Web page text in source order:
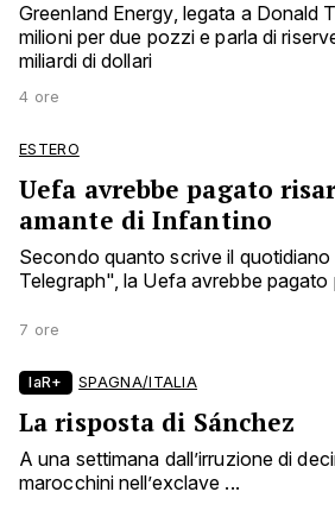
Greenland Energy, legata a Donald
milioni per due pozzi e parla di
miliardi di dollari
4 ore
ESTERO
Uefa avrebbe pagato
amante di Infantino
Secondo quanto scrive il
Telegraph", la Uefa avrebbe pagato
7 ore
laR+ SPAGNA/ITALIA
La risposta di Sánchez
A una settimana dall’irruzione di
marocchini nell’exclave ...